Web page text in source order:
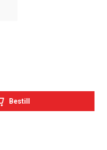
Bestill